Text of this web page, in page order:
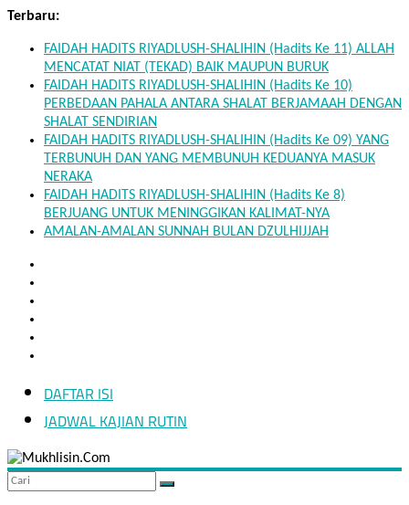
Skip
content
Terbaru:
FAIDAH HADITS RIYADLUSH-SHALIHIN (Hadits Ke 11) ALLAH
MENCATAT NIAT (TEKAD) BAIK MAUPUN BURUK
FAIDAH HADITS RIYADLUSH-SHALIHIN (Hadits Ke 10)
PERBEDAAN PAHALA ANTARA SHALAT BERJAMAAH DENGAN
SHALAT SENDIRIAN
FAIDAH HADITS RIYADLUSH-SHALIHIN (Hadits Ke 09) YANG
TERBUNUH DAN YANG MEMBUNUH KEDUANYA MASUK
NERAKA
FAIDAH HADITS RIYADLUSH-SHALIHIN (Hadits Ke 8)
BERJUANG UNTUK MENINGGIKAN KALIMAT-NYA
AMALAN-AMALAN SUNNAH BULAN DZULHIJJAH
Mukhlisin.Com
seperti
orang
DAFTAR ISI
JADWAL KAJIAN RUTIN